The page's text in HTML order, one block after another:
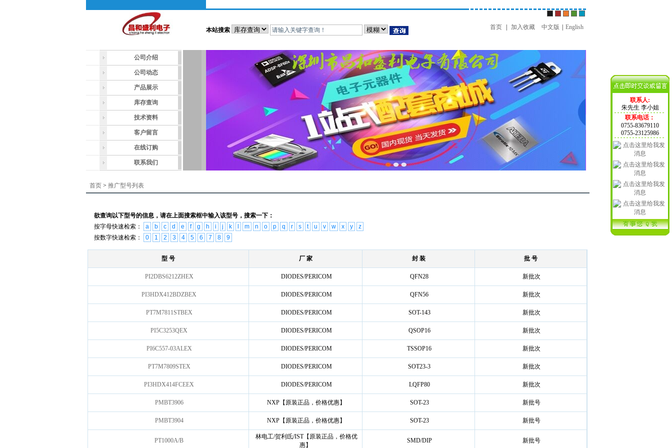
联系人:
朱先生 李小姐
联系电话：
0755-83679110
0755-23125986
本站搜索 首页 加入收藏 中文版 English
公司介绍
公司动态
产品展示
库存查询
技术资料
客户留言
在线订购
联系我们
首页 > 推广型号列表
欲查询以下型号的信息，请在上面搜索框中输入该型号，搜索一下：
按字母快速检索：
a b c d e f g h i j k m n o p q r s t u v w x y
z
按数字快速检索：
0 1 2 3 4 5 6 7 8 9
型 号 厂 家 封 装 批 号
PI2DBS6212ZHEX DIODES/PERICOM QFN28 新批次
PI3HDX412BDZBEX DIODES/PERICOM QFN56 新批次
PT7M7811STBEX DIODES/PERICOM SOT-143 新批次
PI5C3253QEX DIODES/PERICOM QSOP16 新批次
PI6C557-03ALEX DIODES/PERICOM TSSOP16 新批次
PT7M7809STEX DIODES/PERICOM SOT23-3 新批次
PI3HDX414FCEEX DIODES/PERICOM LQFP80 新批次
PMBT3906 NXP【原装正品，价格优惠】 SOT-23 新批号
PMBT3904 NXP【原装正品，价格优惠】 SOT-23 新批号
PT1000A/B
林电工/贺利氐/IST【原装正品，价格优
惠】
SMD/DIP 新批号